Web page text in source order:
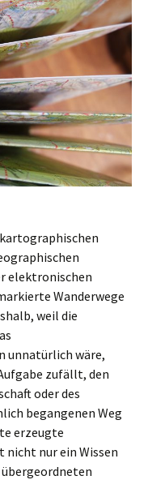
elektronischen
Wanderwege
weil die
unnatürlich wäre,
zufällt, den
oder des
begangenen Weg
erzeugte
nicht nur ein Wissen